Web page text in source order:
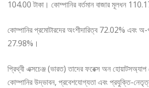
104.00 টাকা। কোম্পানির বর্তমান বাজার মূলধন
কোম্পানির প্রমোটারদের অংশীদারিত্ব 72.02% এবং অ-
27.98%।
প্রিথ্বী এক্সচেঞ্জ (ভারত) তাদের ফরেক্স অন
কোম্পানির উদ্ভাবন, প্রবেশযোগ্যতা এবং প্রযুক্তি-